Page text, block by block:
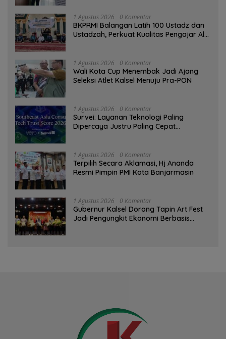
1 Agustus 2026 0 Komentar
BKPRMI Balangan Latih 100 Ustadz dan
Ustadzah, Perkuat Kualitas Pengajar Al-
1 Agustus 2026 0 Komentar
Wali Kota Cup Menembak Jadi Ajang
Seleksi Atlet Kalsel Menuju Pra-PON
1 Agustus 2026 0 Komentar
Survei: Layanan Teknologi Paling
Dipercaya Justru Paling Cepat
1 Agustus 2026 0 Komentar
‎Terpilih Secara Aklamasi, Hj Ananda
Resmi Pimpin PMI Kota Banjarmasin
1 Agustus 2026 0 Komentar
Gubernur Kalsel Dorong Tapin Art Fest
Jadi Pengungkit Ekonomi Berbasis